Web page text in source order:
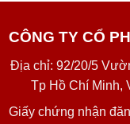
CÔNG TY CỔ
Địa chỉ: 92/20/5
Tp Hồ Chí Minh,
Giấy chứng nhận